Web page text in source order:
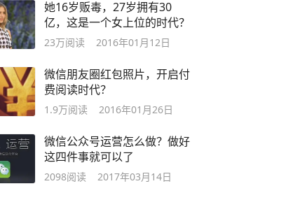
她16岁贩毒，27岁拥有30
亿，这是一个女上位的时代？
23万阅读 2016年01月12日
微信朋友圈红包照片，开启付
费阅读时代？
1.9万阅读 2016年01月26日
微信公众号运营怎么做？做好
这四件事就可以了
2098阅读 2017年03月14日